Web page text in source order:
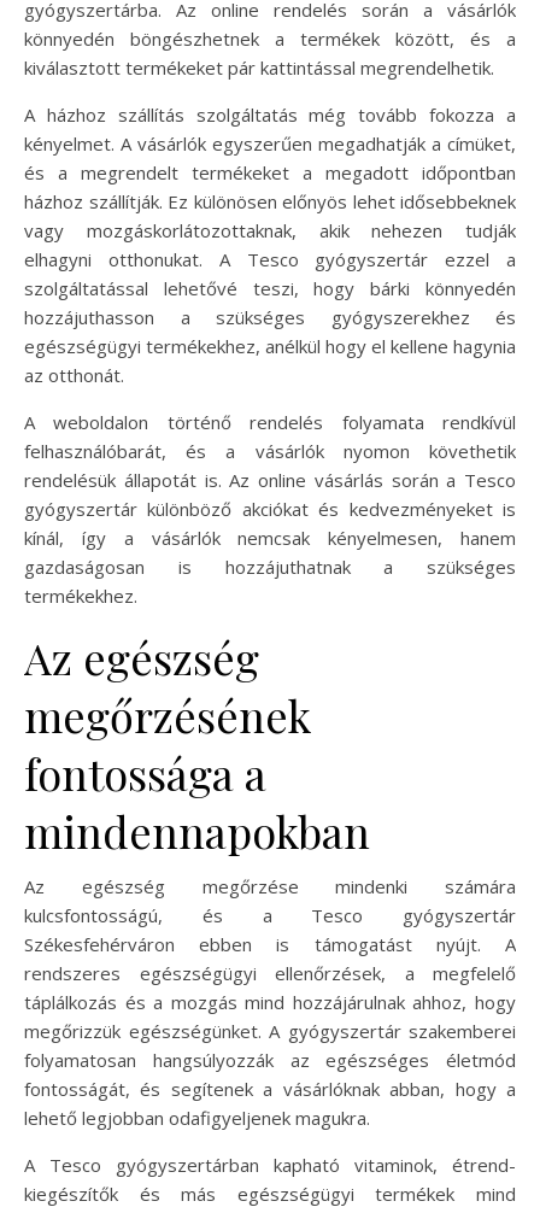
gyógyszertárba. Az online rendelés során a vásárlók
könnyedén böngészhetnek a termékek között, és a
kiválasztott termékeket pár kattintással megrendelhetik.
A házhoz szállítás szolgáltatás még tovább fokozza a
kényelmet. A vásárlók egyszerűen megadhatják a címüket,
és a megrendelt termékeket a megadott időpontban
házhoz szállítják. Ez különösen előnyös lehet idősebbeknek
vagy mozgáskorlátozottaknak, akik nehezen tudják
elhagyni otthonukat. A Tesco gyógyszertár ezzel a
szolgáltatással lehetővé teszi, hogy bárki könnyedén
hozzájuthasson a szükséges gyógyszerekhez és
egészségügyi termékekhez, anélkül hogy el kellene hagynia
az otthonát.
A weboldalon történő rendelés folyamata rendkívül
felhasználóbarát, és a vásárlók nyomon követhetik
rendelésük állapotát is. Az online vásárlás során a Tesco
gyógyszertár különböző akciókat és kedvezményeket is
kínál, így a vásárlók nemcsak kényelmesen, hanem
gazdaságosan is hozzájuthatnak a szükséges
termékekhez.
Az egészség
megőrzésének
fontossága a
mindennapokban
Az egészség megőrzése mindenki számára
kulcsfontosságú, és a Tesco gyógyszertár
Székesfehérváron ebben is támogatást nyújt. A
rendszeres egészségügyi ellenőrzések, a megfelelő
táplálkozás és a mozgás mind hozzájárulnak ahhoz, hogy
megőrizzük egészségünket. A gyógyszertár szakemberei
folyamatosan hangsúlyozzák az egészséges életmód
fontosságát, és segítenek a vásárlóknak abban, hogy a
lehető legjobban odafigyeljenek magukra.
A Tesco gyógyszertárban kapható vitaminok, étrend-
kiegészítők és más egészségügyi termékek mind